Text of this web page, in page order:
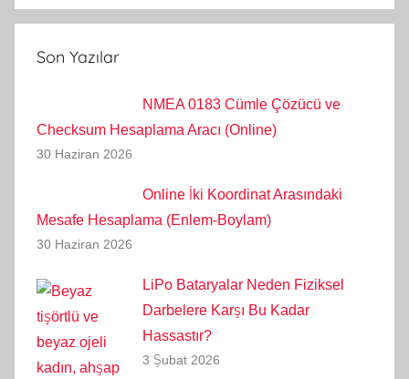
Son Yazılar
NMEA 0183 Cümle Çözücü ve
Checksum Hesaplama Aracı (Online)
30 Haziran 2026
Online İki Koordinat Arasındaki
Mesafe Hesaplama (Enlem-Boylam)
30 Haziran 2026
LiPo Bataryalar Neden Fiziksel
Darbelere Karşı Bu Kadar
Hassastır?
3 Şubat 2026